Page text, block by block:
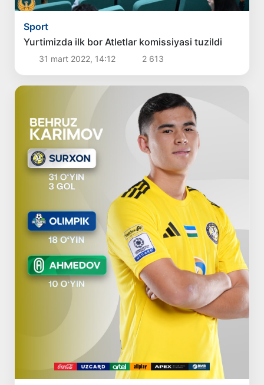
Sport
Yurtimizda ilk bor Atletlar komissiyasi tuzildi
31 mart 2022, 14:12 2 613